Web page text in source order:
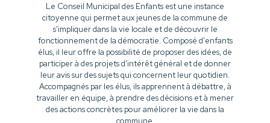
Le Conseil Municipal des Enfants est une instance
citoyenne qui permet aux jeunes de la commune de
s'impliquer dans la vie locale et de découvrir le
fonctionnement de la démocratie. Composé d'enfants
élus, il leur offre la possibilité de proposer des idées, de
participer à des projets d'intérêt général et de donner
leur avis sur des sujets qui concernent leur quotidien.
Accompagnés par les élus, ils apprennent à débattre, à
travailler en équipe, à prendre des décisions et à mener
des actions concrètes pour améliorer la vie dans la
commune.